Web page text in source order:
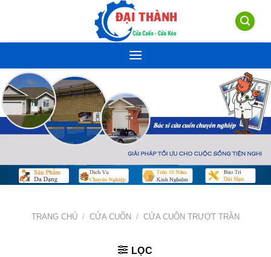
TRANG CHỦ / CỬA CUỐN / CỬA CUỐN TRƯỢT TRẦN
LỌC